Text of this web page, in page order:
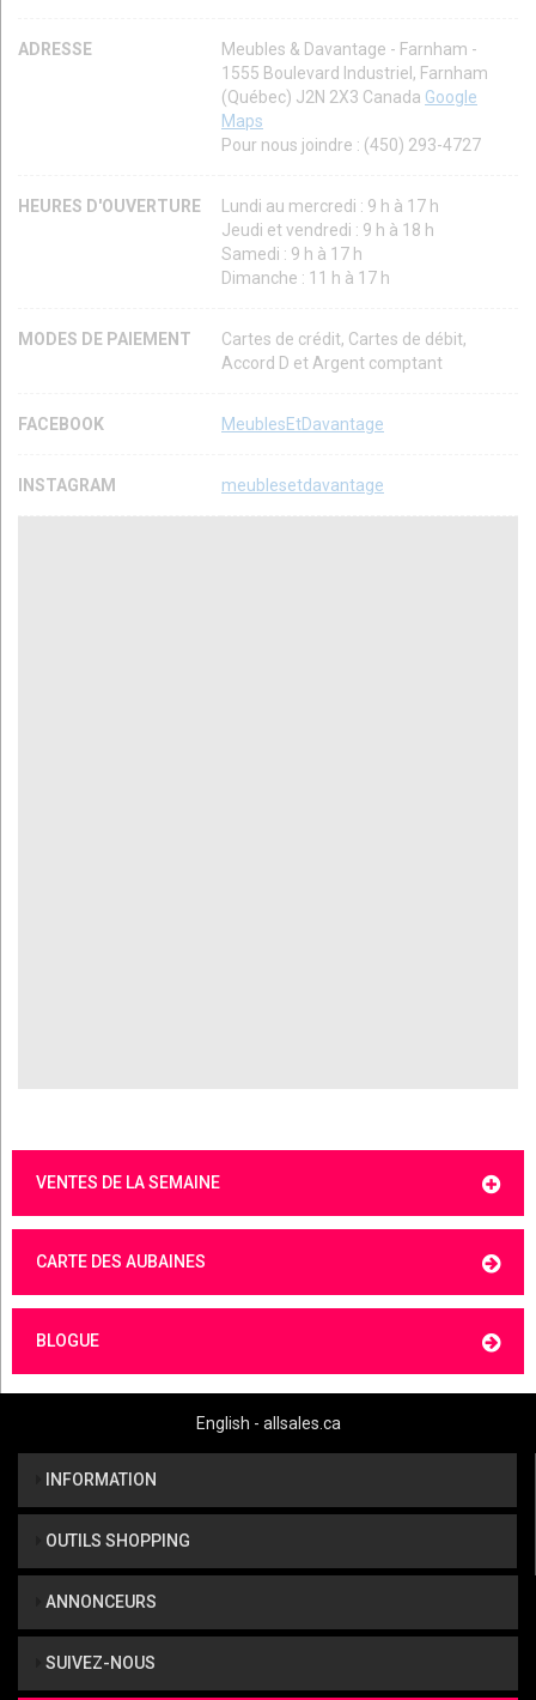
ADRESSE
Meubles & Davantage - Farnham -
1555 Boulevard Industriel, Farnham
(Québec) J2N 2X3 Canada Google
Maps
Pour nous joindre : (450) 293-4727
HEURES D'OUVERTURE
Lundi au mercredi : 9 h à 17 h
Jeudi et vendredi : 9 h à 18 h
Samedi : 9 h à 17 h
Dimanche : 11 h à 17 h
MODES DE PAIEMENT
Cartes de crédit, Cartes de débit,
Accord D et Argent comptant
FACEBOOK MeublesEtDavantage
INSTAGRAM meublesetdavantage
VENTES DE LA SEMAINE
CARTE DES AUBAINES
BLOGUE
English - allsales.ca
INFORMATION
OUTILS SHOPPING
ANNONCEURS
SUIVEZ-NOUS